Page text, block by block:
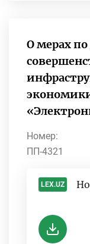
О мерах
Номер:
ПП-4321
LEX.UZ